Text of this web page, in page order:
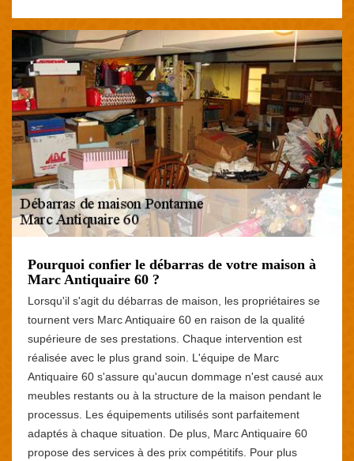
Pourquoi confier le débarras de votre maison à
Marc Antiquaire 60 ?
Lorsqu'il s'agit du débarras de maison, les propriétaires se
tournent vers Marc Antiquaire 60 en raison de la qualité
supérieure de ses prestations. Chaque intervention est
réalisée avec le plus grand soin. L'équipe de Marc
Antiquaire 60 s'assure qu'aucun dommage n'est causé aux
meubles restants ou à la structure de la maison pendant le
processus. Les équipements utilisés sont parfaitement
adaptés à chaque situation. De plus, Marc Antiquaire 60
propose des services à des prix compétitifs. Pour plus